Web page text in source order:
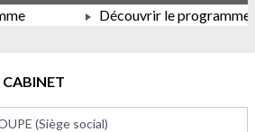
€
Découvrir le programme
(Siège social)